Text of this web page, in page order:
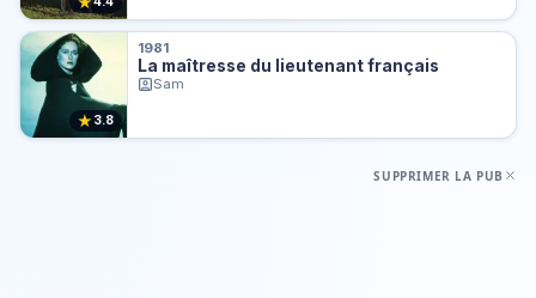
★ 3.8
1981
La maîtresse du lieutenant français
Sam
SUPPRIMER LA PUB